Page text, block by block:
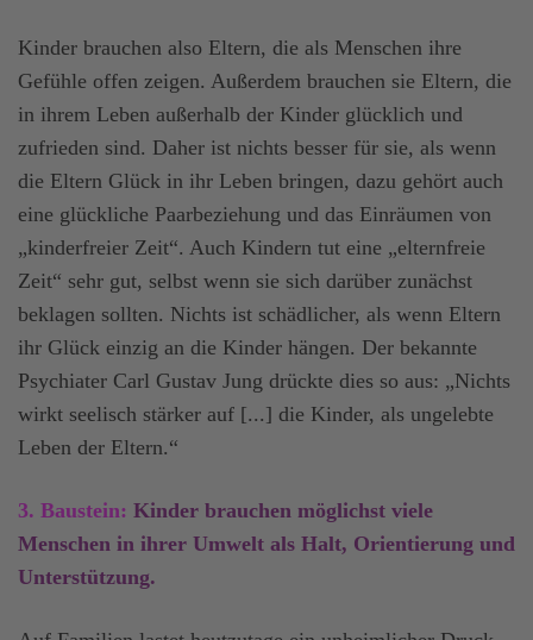
Kinder brauchen also Eltern, die als Menschen ihre
Gefühle offen zeigen. Außerdem brauchen sie Eltern, die
in ihrem Leben außerhalb der Kinder glücklich und
zufrieden sind. Daher ist nichts besser für sie, als wenn
die Eltern Glück in ihr Leben bringen, dazu gehört auch
eine glückliche Paarbeziehung und das Einräumen von
„kinderfreier Zeit“. Auch Kindern tut eine „elternfreie
Zeit“ sehr gut, selbst wenn sie sich darüber zunächst
beklagen sollten. Nichts ist schädlicher, als wenn Eltern
ihr Glück einzig an die Kinder hängen. Der bekannte
Psychiater Carl Gustav Jung drückte dies so aus: „Nichts
wirkt seelisch stärker auf [...] die Kinder, als ungelebte
Leben der Eltern.“
3. Baustein: Kinder brauchen möglichst viele
Menschen in ihrer Umwelt als Halt, Orientierung und
Unterstützung.